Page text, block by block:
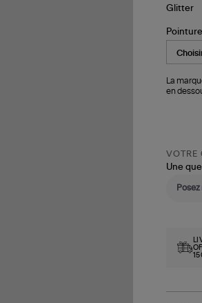
Pointure
La
en
VOTRE
Une